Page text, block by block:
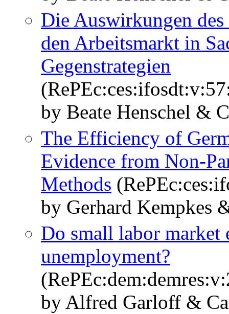
Die Auswirkungen
den Arbeitsmarkt in
Gegenstrategien
by Beate Henschel &
The Efficiency of
Evidence from Non-
Methods
by Gerhard Kempkes
Do small labor market
unemployment?
by Alfred Garloff &